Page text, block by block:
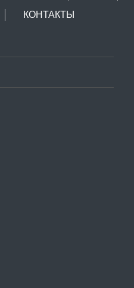
КОНТАКТЫ